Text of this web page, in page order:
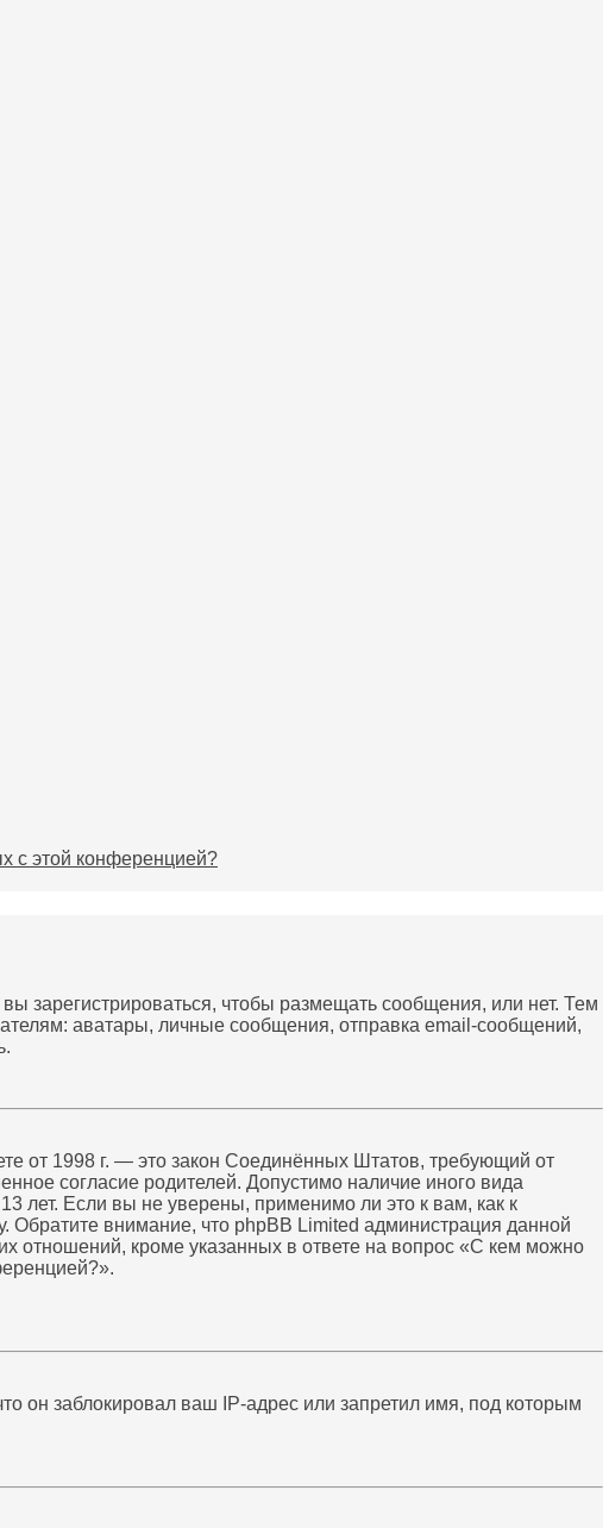
с этой конференцией?
зарегистрироваться, чтобы размещать сообщения, или нет. Тем
аватары, личные сообщения, отправка email-сообщений,
от 1998 г. — это закон Соединённых Штатов, требующий от
согласие родителей. Допустимо наличие иного вида
лет. Если вы не уверены, применимо ли это к вам, как к
внимание, что phpBB Limited администрация данной
отношений, кроме указанных в ответе на вопрос «С кем можно
он заблокировал ваш IP-адрес или запретил имя, под которым